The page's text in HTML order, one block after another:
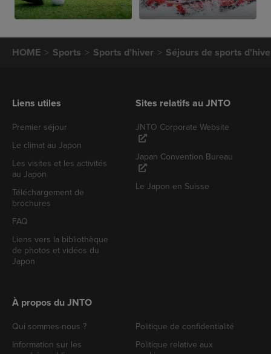
HOME Sports Sports d’hiver Séjours de sports
Liens utiles
Premier séjour
Le climat au Japon
Les visites et les activités
au Japon
Téléchargement de
brochures
FAQ
Liens vers la bibliothèque
de photos et vidéos du
Japon
Sites relatifs au JNTO
JNTO Corporate Website
Japan Convention Bureau
Le Japon en Suisse
À propos du JNTO
Qui sommes-nous ?
Information sur les
Politique de confidentialité
Politique relative aux